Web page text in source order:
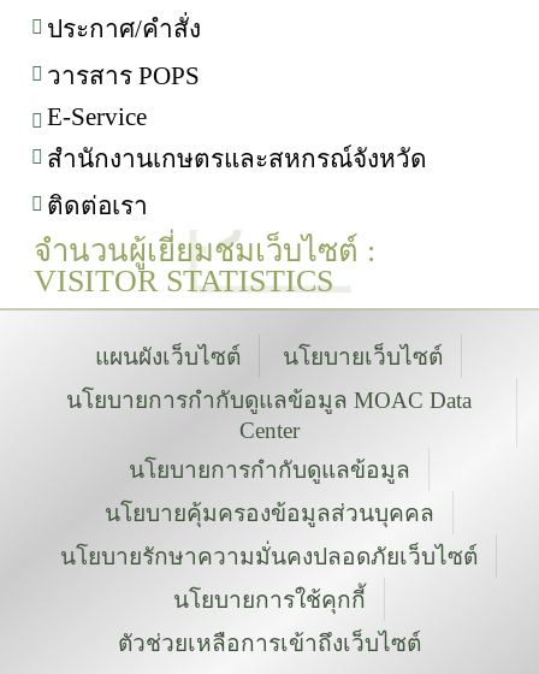
ประกาศ/คำสั่ง
วารสาร POPS
E-Service
สำนักงานเกษตรและสหกรณ์จังหวัด
ติดต่อเรา
จำนวนผู้เยี่ยมชมเว็บไซต์ :
VISITOR STATISTICS
แผนผังเว็บไซต์
นโยบายเว็บไซต์
นโยบายการกำกับดูแลข้อมูล MOAC Data
Center
นโยบายการกำกับดูแลข้อมูล
นโยบายคุ้มครองข้อมูลส่วนบุคคล
นโยบายรักษาความมั่นคงปลอดภัยเว็บไซต์
นโยบายการใช้คุกกี้
ตัวช่วยเหลือการเข้าถึงเว็บไซต์